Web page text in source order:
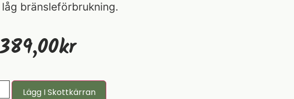
bränsleförbrukning.
Kr
Lägg I Skottkärran